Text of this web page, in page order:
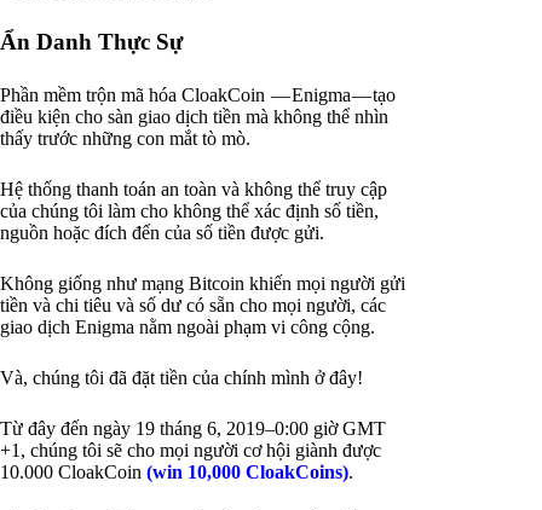
Ẩn Danh Thực Sự
Phần mềm trộn mã hóa CloakCoin — Enigma — tạo
điều kiện cho sàn giao dịch tiền mà không thể nhìn
thấy trước những con mắt tò mò.
Hệ thống thanh toán an toàn và không thể truy cập
của chúng tôi làm cho không thể xác định số tiền,
nguồn hoặc đích đến của số tiền được gửi.
Không giống như mạng Bitcoin khiến mọi người gửi
tiền và chi tiêu và số dư có sẵn cho mọi người, các
giao dịch Enigma nằm ngoài phạm vi công cộng.
Và, chúng tôi đã đặt tiền của chính mình ở đây!
Từ đây đến ngày 19 tháng 6, 2019–0:00 giờ GMT
+1, chúng tôi sẽ cho mọi người cơ hội giành được
10.000 CloakCoin (win 10,000 CloakCoins).